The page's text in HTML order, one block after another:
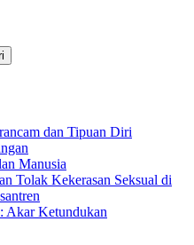
dan Tipuan Diri
Manusia
Tolak Kekerasan Seksual di
Akar Ketundukan